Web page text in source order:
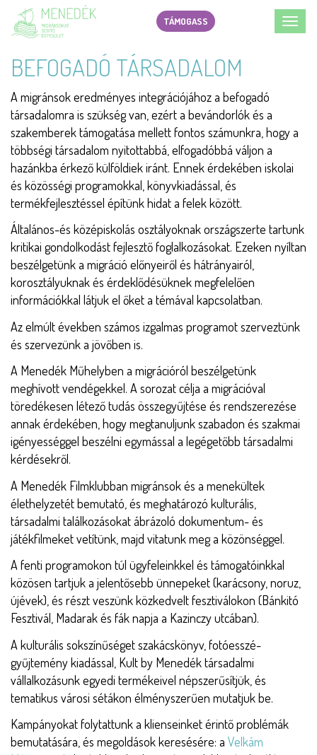
Ugrás
TÁMOGASS
BEFOGADÓ TÁRSADALOM
A migránsok eredményes integrációjához a befogadó
társadalomra is szükség van, ezért a bevándorlók és a
szakemberek támogatása mellett fontos számunkra, hogy a
többségi társadalom nyitottabbá, elfogadóbbá váljon a
hazánkba érkező külföldiek iránt. Ennek érdekében iskolai
és közösségi programokkal, könyvkiadással, és
termékfejlesztéssel építünk hidat a felek között.
Általános-és középiskolás osztályoknak országszerte tartunk
kritikai gondolkodást fejlesztő foglalkozásokat. Ezeken nyíltan
beszélgetünk a migráció előnyeiről és hátrányairól,
korosztályuknak és érdeklődésüknek megfelelően
információkkal látjuk el őket a témával kapcsolatban.
Az elmúlt években számos izgalmas programot szerveztünk
és szervezünk a jövőben is.
A Menedék Műhelyben a migrációról beszélgetünk
meghívott vendégekkel. A sorozat célja a migrációval
töredékesen létező tudás összegyűjtése és rendszerezése
annak érdekében, hogy megtanuljunk szabadon és szakmai
igényességgel beszélni egymással a legégetőbb társadalmi
kérdésekről.
A Menedék Filmklubban migránsok és a menekültek
élethelyzetét bemutató, és meghatározó kulturális,
társadalmi találkozásokat ábrázoló dokumentum- és
játékfilmeket vetítünk, majd vitatunk meg a közönséggel.
A fenti programokon túl ügyfeleinkkel és támogatóinkkal
közösen tartjuk a jelentősebb ünnepeket (karácsony, noruz,
újévek), és részt veszünk közkedvelt fesztiválokon (Bánkitó
Fesztivál, Madarak és fák napja a Kazinczy utcában).
A kulturális sokszínűséget szakácskönyv, fotóesszé-
gyűjtemény kiadással, Kult by Menedék társadalmi
vállalkozásunk egyedi termékeivel népszerűsítjük, és
tematikus városi sétákon élményszerűen mutatjuk be.
Kampányokat folytattunk a klienseinket érintő problémák
bemutatására, és megoldások keresésére: a Velkám